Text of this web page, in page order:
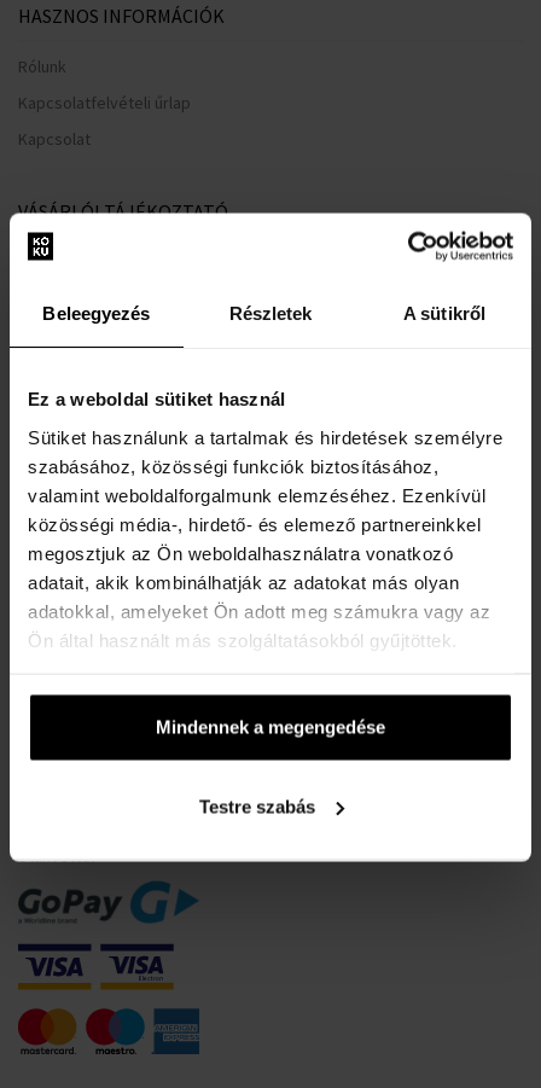
Beleegyezés Részletek A sütikről
Ez a weboldal sütiket használ
Sütiket használunk a tartalmak és hirdetések személyre
szabásához, közösségi funkciók biztosításához,
valamint weboldalforgalmunk elemzéséhez. Ezenkívül
közösségi média-, hirdető- és elemező partnereinkkel
megosztjuk az Ön weboldalhasználatra vonatkozó
adatait, akik kombinálhatják az adatokat más olyan
adatokkal, amelyeket Ön adott meg számukra vagy az
Ön által használt más szolgáltatásokból gyűjtöttek.
Mindennek a megengedése
Testre szabás
HASZNOS INFORMÁCIÓK
Rólunk
Kapcsolatfelvételi űrlap
Kapcsolat
VÁSÁRLÓI TÁJÉKOZTATÓ
Hűségrendszer
Szállítási információk
Mikor kapom meg a megrendelt árut?
Miért a Koku.hu?
Teszter parfüm jelentése
A karórák vízállósága
Gyakori kérdések
Csak eredeti termékek
Szerződéstől való elállás
Sütik beleegyezésének módosítása
FIZETÉSI INFORMÁCIÓK
Utánvéttel